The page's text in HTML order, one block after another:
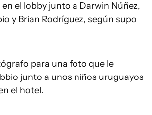
el lobby junto a Darwin Núñez,
y Brian Rodríguez, según supo
para una foto que le
junto a unos niños uruguayos
el hotel.